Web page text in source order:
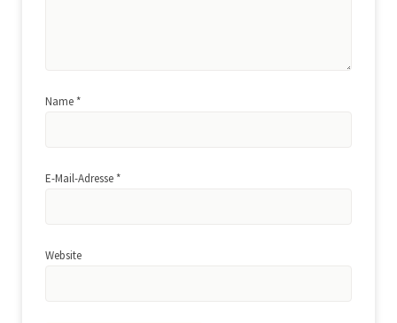
Name *
E-Mail-Adresse *
Website